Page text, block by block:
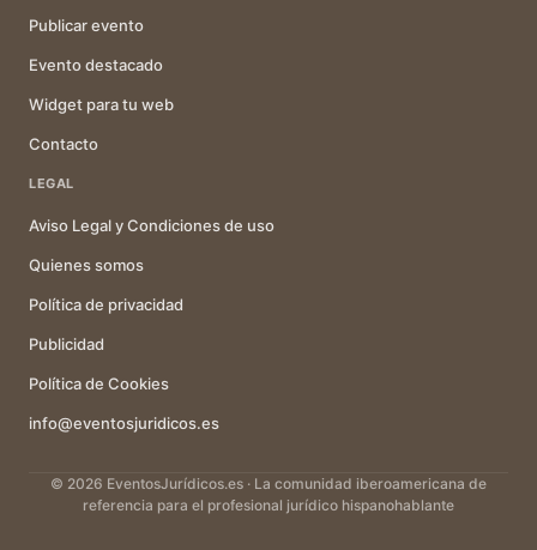
Publicar evento
Evento destacado
Widget para tu web
Contacto
LEGAL
Aviso Legal y Condiciones de uso
Quienes somos
Política de privacidad
Publicidad
Política de Cookies
info@eventosjuridicos.es
© 2026 EventosJurídicos.es · La comunidad iberoamericana de
referencia para el profesional jurídico hispanohablante